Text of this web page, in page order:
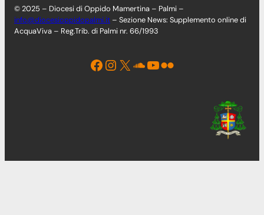
© 2025 – Diocesi di Oppido Mamertina – Palmi –
info@diocesioppidopalmi.it – Sezione News: Supplemento online di
AcquaViva – Reg.Trib. di Palmi nr. 66/1993
Facebook Instagram X Soundcloud YouTube Flickr